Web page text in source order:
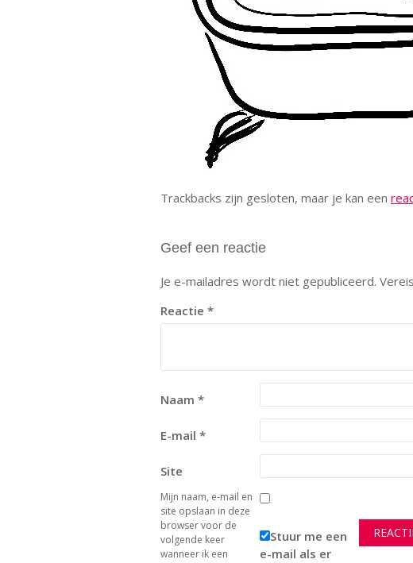
Trackbacks zijn gesloten, maar je kan een
Geef een reactie
Je e-mailadres wordt niet gepubliceerd.
Reactie *
Naam *
E-mail *
Site
Mijn naam, e-mail en
site opslaan in deze
browser voor de
volgende keer
wanneer ik een
Stuur me een
e-mail als er